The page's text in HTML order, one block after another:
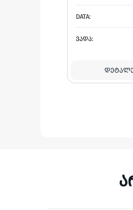
DATA:
ᲕᲐᲓᲐ: